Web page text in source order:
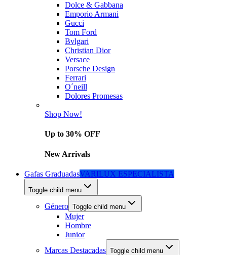
Dolce & Gabbana
Emporio Armani
Gucci
Tom Ford
Bvlgari
Christian Dior
Versace
Porsche Design
Ferrari
O´neill
Dolores Promesas
Shop Now!
Up to 30% OFF
New Arrivals
Gafas GraduadasVARILUX ESPECIALISTA
Toggle child menu
Género Toggle child menu
Mujer
Hombre
Junior
Marcas Destacadas Toggle child menu